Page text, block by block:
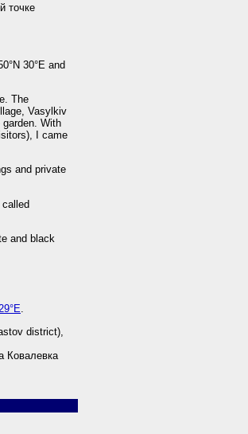
точке
30°E and
The
Vasylkiv
With
I came
and private
and black
.
district),
Ковалевка